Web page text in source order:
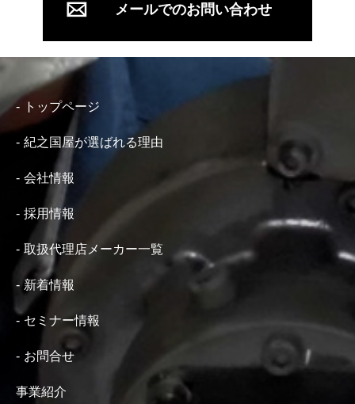
メールでのお問い合わせ
トップページ
紀之国屋が選ばれる理由
会社情報
採用情報
取扱代理店メーカー一覧
新着情報
セミナー情報
お問合せ
事業紹介